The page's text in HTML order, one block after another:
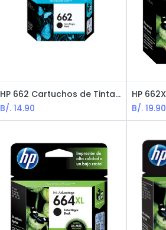
HP 662 Cartuchos de Tinta Negro
B/.14.90
B/.19.90